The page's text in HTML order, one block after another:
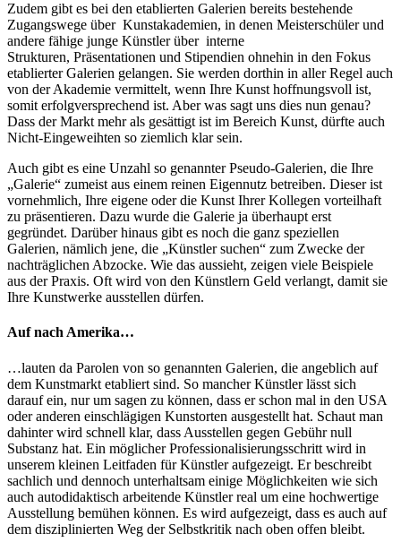
Zudem gibt es bei den etablierten Galerien bereits bestehende
Zugangswege über Kunstakademien, in denen Meisterschüler und
andere fähige junge Künstler über interne
Strukturen, Präsentationen und Stipendien ohnehin in den Fokus
etablierter Galerien gelangen. Sie werden dorthin in aller Regel auch
von der Akademie vermittelt, wenn Ihre Kunst hoffnungsvoll ist,
somit erfolgversprechend ist. Aber was sagt uns dies nun genau?
Dass der Markt mehr als gesättigt ist im Bereich Kunst, dürfte auch
Nicht-Eingeweihten so ziemlich klar sein.
Auch gibt es eine Unzahl so genannter Pseudo-Galerien, die Ihre
„Galerie“ zumeist aus einem reinen Eigennutz betreiben. Dieser ist
vornehmlich, Ihre eigene oder die Kunst Ihrer Kollegen vorteilhaft
zu präsentieren. Dazu wurde die Galerie ja überhaupt erst
gegründet. Darüber hinaus gibt es noch die ganz speziellen
Galerien, nämlich jene, die „Künstler suchen“ zum Zwecke der
nachträglichen Abzocke. Wie das aussieht, zeigen viele Beispiele
aus der Praxis. Oft wird von den Künstlern Geld verlangt, damit sie
Ihre Kunstwerke ausstellen dürfen.
Auf nach Amerika…
…lauten da Parolen von so genannten Galerien, die angeblich auf
dem Kunstmarkt etabliert sind. So mancher Künstler lässt sich
darauf ein, nur um sagen zu können, dass er schon mal in den USA
oder anderen einschlägigen Kunstorten ausgestellt hat. Schaut man
dahinter wird schnell klar, dass Ausstellen gegen Gebühr null
Substanz hat. Ein möglicher Professionalisierungsschritt wird in
unserem kleinen Leitfaden für Künstler aufgezeigt. Er beschreibt
sachlich und dennoch unterhaltsam einige Möglichkeiten wie sich
auch autodidaktisch arbeitende Künstler real um eine hochwertige
Ausstellung bemühen können. Es wird aufgezeigt, dass es auch auf
dem disziplinierten Weg der Selbstkritik nach oben offen bleibt.